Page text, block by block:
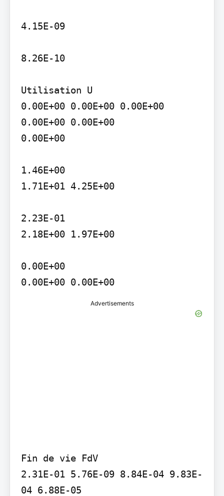
4.15E-09
8.26E-10
Utilisation U
0.00E+00 0.00E+00 0.00E+00
0.00E+00 0.00E+00
0.00E+00
1.46E+00
1.71E+01 4.25E+00
2.23E-01
2.18E+00 1.97E+00
0.00E+00
0.00E+00 0.00E+00
Advertisements
Fin de vie FdV
2.31E-01 5.76E-09 8.84E-04 9.83E-
04 6.88E-05